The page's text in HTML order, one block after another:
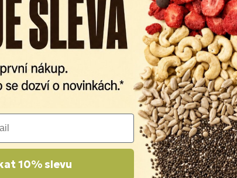
10% slevu